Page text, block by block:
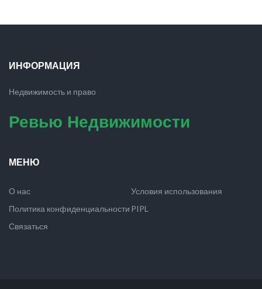
ИНФОРМАЦИЯ
Недвижимость и право
Ревью Недвижимости
МЕНЮ
О нас
Условия использования
Политика конфиденциальности PIPL
Связаться